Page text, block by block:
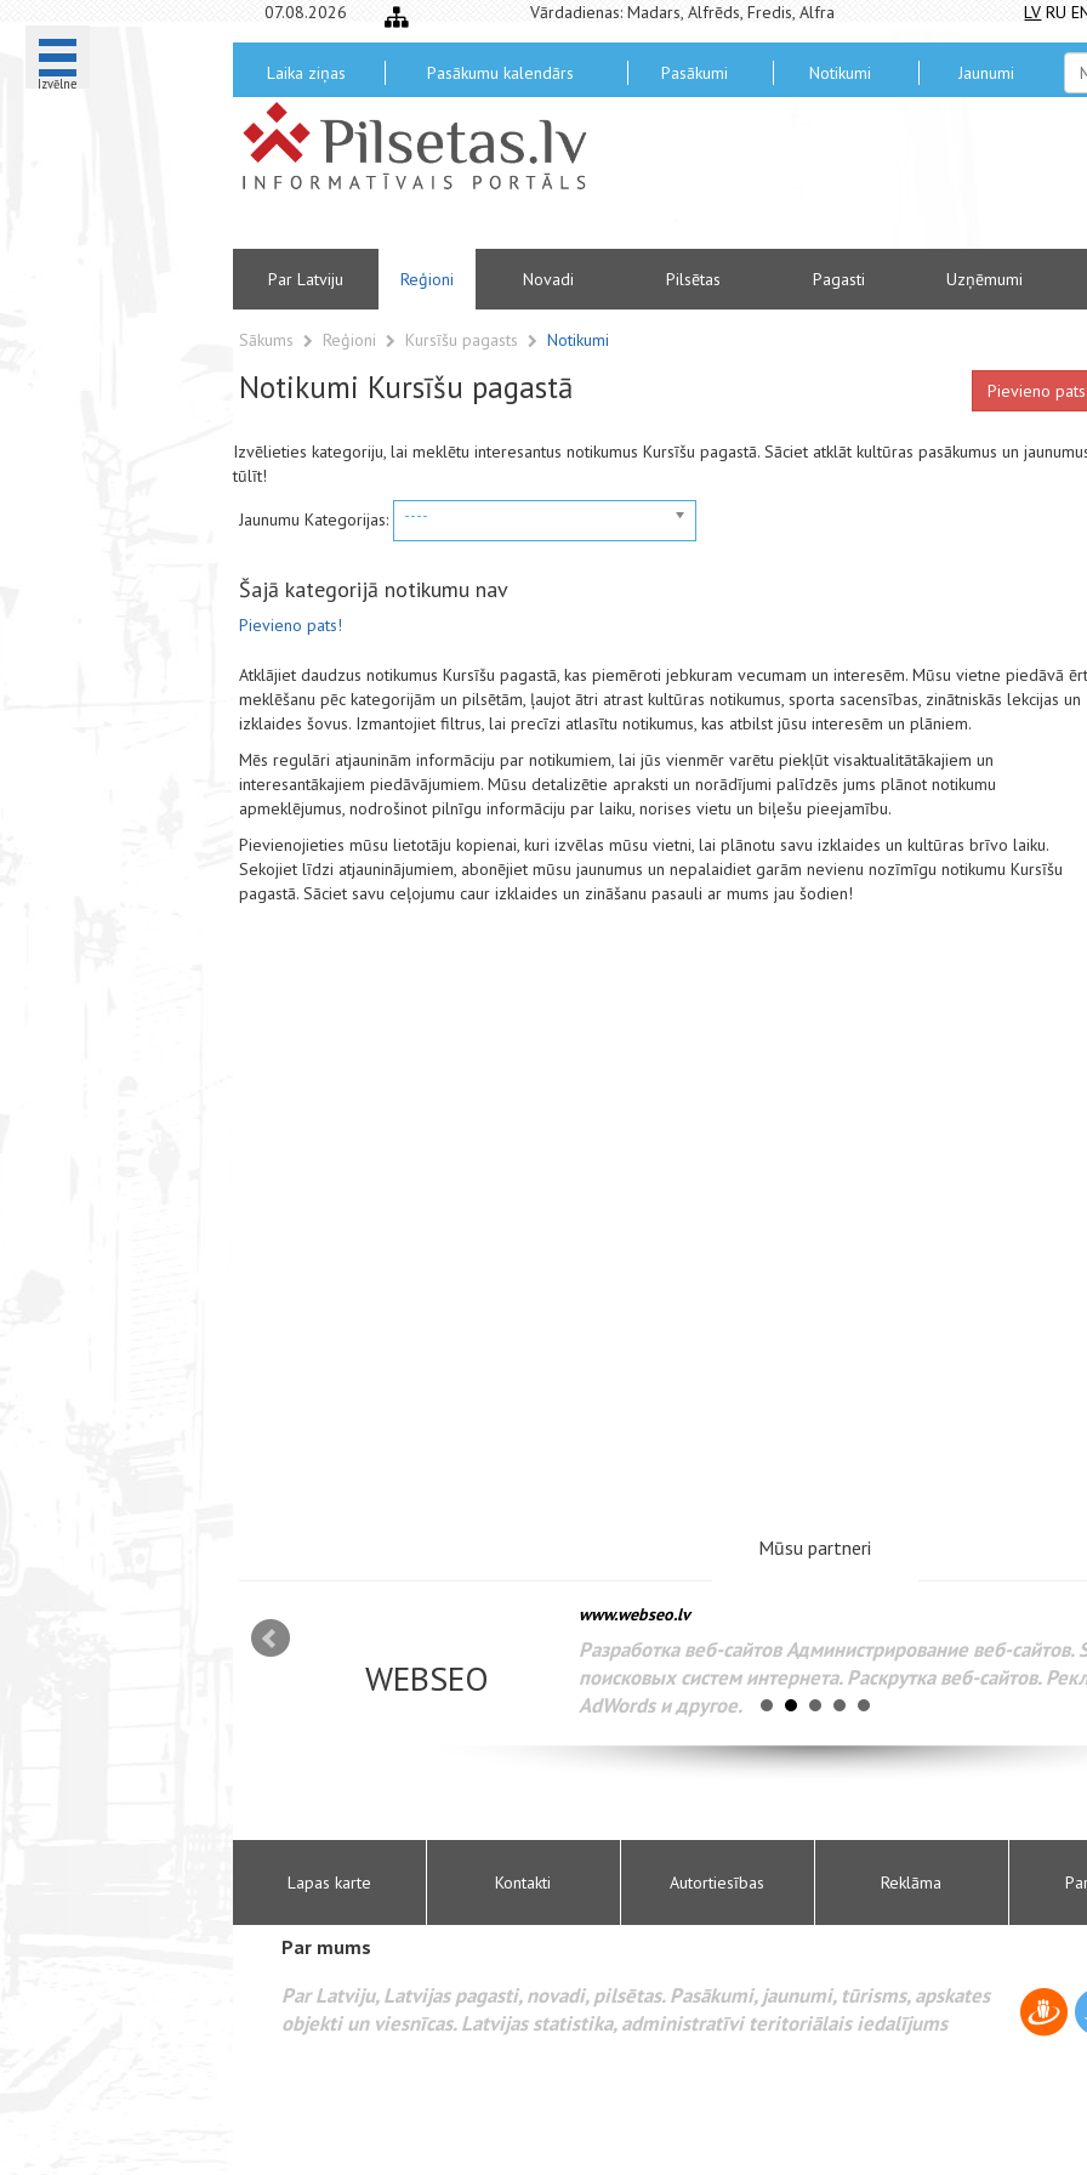
Izvēlne
07.08.2026 Vārdadienas: Madars, Alfrēds, Fredis, Alfra LV RU
Laika ziņas Pasākumu kalendārs Pasākumi Notikumi Jaunumi
Par Latviju Reģioni Novadi Pilsētas Pagasti Uzņēmumi
Sākums Reģioni Kursīšu pagasts Notikumi
Notikumi Kursīšu pagastā Pievieno
Izvēlieties kategoriju, lai meklētu interesantus notikumus Kursīšu pagastā. Sāciet atklāt kultūras pasākumus un
tūlīt!
Jaunumu Kategorijas:
----
Šajā kategorijā notikumu nav
Pievieno pats!
Atklājiet daudzus notikumus Kursīšu pagastā, kas piemēroti jebkuram vecumam un interesēm. Mūsu vietne piedāvā
meklēšanu pēc kategorijām un pilsētām, ļaujot ātri atrast kultūras notikumus, sporta sacensības, zinātniskās lekcijas un
izklaides šovus. Izmantojiet filtrus, lai precīzi atlasītu notikumus, kas atbilst jūsu interesēm un plāniem.
Mēs regulāri atjauninām informāciju par notikumiem, lai jūs vienmēr varētu piekļūt visaktualitātākajiem un
interesantākajiem piedāvājumiem. Mūsu detalizētie apraksti un norādījumi palīdzēs jums plānot notikumu
apmeklējumus, nodrošinot pilnīgu informāciju par laiku, norises vietu un biļešu pieejamību.
Pievienojieties mūsu lietotāju kopienai, kuri izvēlas mūsu vietni, lai plānotu savu izklaides un kultūras brīvo laiku.
Sekojiet līdzi atjauninājumiem, abonējiet mūsu jaunumus un nepalaidiet garām nevienu nozīmīgu notikumu Kursīšu
pagastā. Sāciet savu ceļojumu caur izklaides un zināšanu pasauli ar mums jau šodien!
Mūsu partneri
WEBSEO
www.webseo.lv
Разработка веб-сайтов Администрирование веб-сайтов.
поисковых систем интернета. Раскрутка веб-сайтов.
AdWords и другое.
Lapas karte Kontakti Autortiesības Reklāma
Par mums
Par Latviju, Latvijas pagasti, novadi, pilsētas. Pasākumi, jaunumi, tūrisms, apskates
objekti un viesnīcas. Latvijas statistika, administratīvi teritoriālais iedalījums